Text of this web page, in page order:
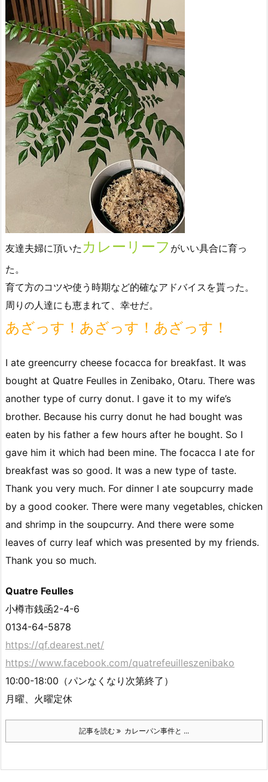
友達夫婦に頂いた カレーリーフ がいい具合に育っ
た。
育て方のコツや使う時期など的確なアドバイスを貰った。
周りの人達にも恵まれて、幸せだ。
あざっす！あざっす！あざっす！
I ate greencurry cheese focacca for breakfast. It was
bought at Quatre Feulles in Zenibako, Otaru. There was
another type of curry donut. I gave it to my wife’s
brother. Because his curry donut he had bought was
eaten by his father a few hours after he bought. So I
gave him it which had been mine. The focacca I ate for
breakfast was so good. It was a new type of taste.
Thank you very much. For dinner I ate soupcurry made
by a good cooker. There were many vegetables, chicken
and shrimp in the soupcurry. And there were some
leaves of curry leaf which was presented by my friends.
Thank you so much.
Quatre Feulles
小樽市銭函2-4-6
0134-64-5878
https://qf.dearest.net/
https://www.facebook.com/quatrefeuilleszenibako
10:00-18:00（パンなくなり次第終了）
月曜、火曜定休
記事を読む カレーパン事件と ...